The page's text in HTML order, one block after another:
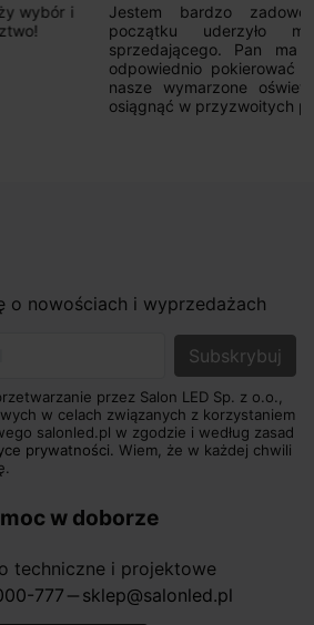
Przede wszystkim od
mnie profesjonalne podejście
ma duże doświadczenie i potrafi
i doradzić dzięki czemu mamy
Dodatkowo udało się to
pieniądzach.
o nowościach i wyprzedażach
przez Salon LED Sp. z o.o.,
w celach związanych z korzystaniem
salonled.pl w zgodzie i według zasad
prywatności. Wiem, że w każdej chwili
w doborze
techniczne i projektowe
777 horizontal_rule sklep@salonled.pl